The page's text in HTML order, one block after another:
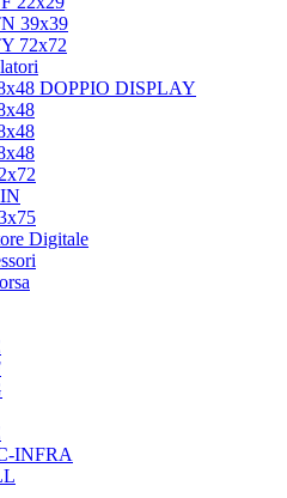
39x39
72x72
DOPPIO DISPLAY
Digitale
INFRA